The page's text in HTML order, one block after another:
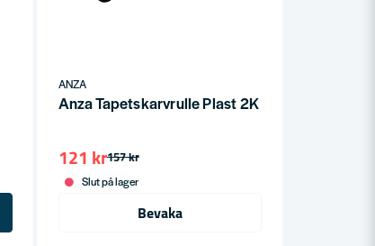
ANZA
Anza Tapetskarvrulle Plast 2K
157 kr
121 kr
Slut på lager
Bevaka